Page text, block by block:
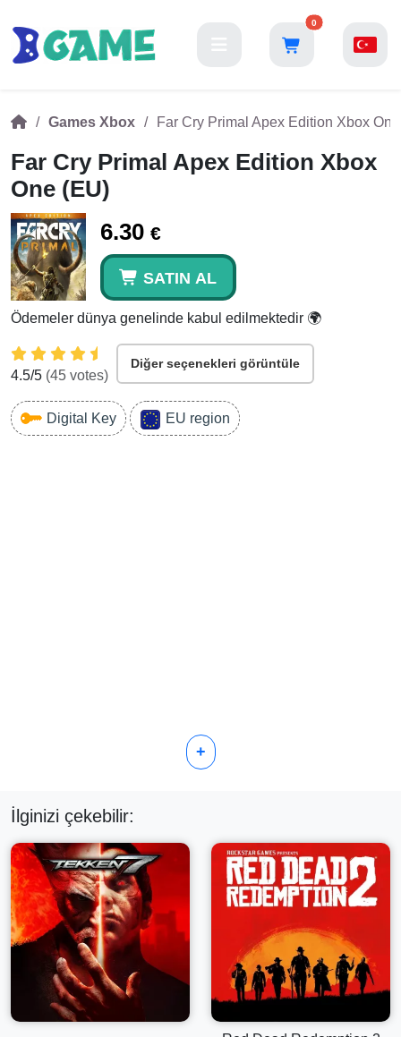
0
Games Xbox Far Cry Primal Apex Edition Xbox
Far Cry Primal Apex Edition Xbox
One (EU)
6.30 €
SATIN AL
Ödemeler dünya genelinde kabul edilmektedir 🌍
4.5/5 (45 votes)
Diğer seçenekleri görüntüle
Digital Key EU region
+
İlginizi çekebilir: